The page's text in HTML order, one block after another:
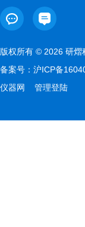
版权所有 © 2026 研
备案号： 沪ICP备
仪器网
管理登陆